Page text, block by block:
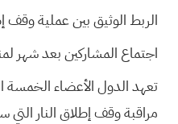
الربط الوثيق بين عملية وقف
اجتماع المشاركين بعد شهر
تعهد الدول الأعضاء الخمسة
مراقبة وقف إطلاق النار التي